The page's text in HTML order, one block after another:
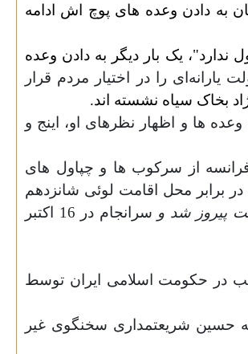
به دادن وعده های پوچ اش ادامه
یک بار دیگر به دادن وعده
را در اختيار مردم قرار
بخاک سیاه نشسته اند.
ها و اظهار نظرهای او، اینج و
فرانسه از سرکوب ها و چپاول های
برابر محل اقامت لوئی شانزدهم
پیروز شد و
سرانجام در 16 اکتبر
در حکومت اسلامی ایران توسط
حسین شریعتمداری سخنگوی غیر